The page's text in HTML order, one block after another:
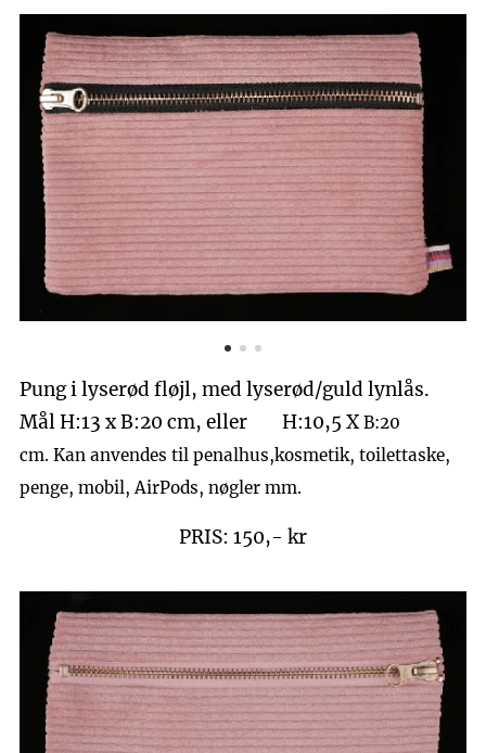
Pung i lyserød fløjl, med lyserød/guld lynlås.
Mål H:13 x B:20 cm, eller H:10,5 XB:20
cm. Kan anvendes til penalhus,kosmetik, toilettaske,
penge, mobil, AirPods, nøgler mm.
PRIS: 150,- kr